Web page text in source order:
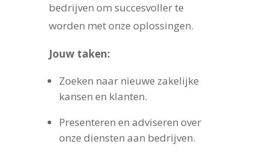
bedrijven om succesvoller te
worden met onze oplossingen.
Jouw taken:
Zoeken naar nieuwe zakelijke
kansen en klanten.
Presenteren en adviseren over
onze diensten aan bedrijven.